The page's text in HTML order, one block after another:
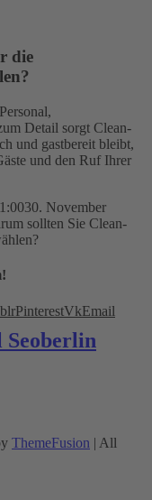
die
Detail sorgt Clean-
und gastbereit bleibt,
und den Ruf Ihrer
30. November
sollten Sie Clean-
PinterestVkEmail
Seoberlin
ThemeFusion | All